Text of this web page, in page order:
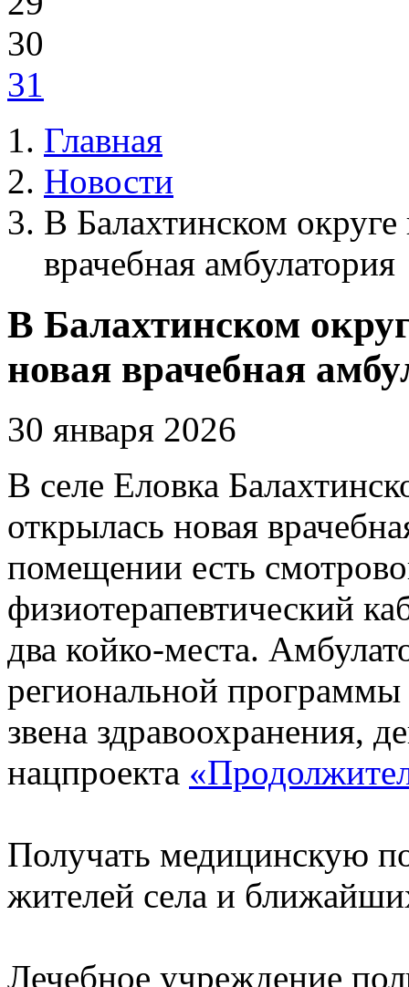
30
31
Главная
Новости
В Балахтинском
врачебная амбулатория
В Балахтинском
новая врачебная
30 января 2026
В селе Еловка
открылась новая
помещении есть
физиотерапевтический
два койко-места.
региональной
звена здравоохранения,
нацпроекта
Получать медицинскую
жителей села и
Лечебное учреждение